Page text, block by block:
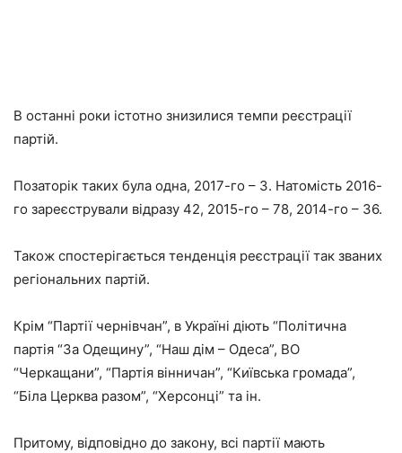
В останні роки істотно знизилися темпи реєстрації
партій.
Позаторік таких була одна, 2017-го – 3. Натомість 2016-
го зареєстрували відразу 42, 2015-го – 78, 2014-го – 36.
Також спостерігається тенденція реєстрації так званих
регіональних партій.
Крім “Партії чернівчан”, в Україні діють “Політична
партія “За Одещину”, “Наш дім – Одеса”, ВО
“Черкащани”, “Партія вінничан”, “Київська громада”,
“Біла Церква разом”, “Херсонці” та ін.
Притому, відповідно до закону, всі партії мають